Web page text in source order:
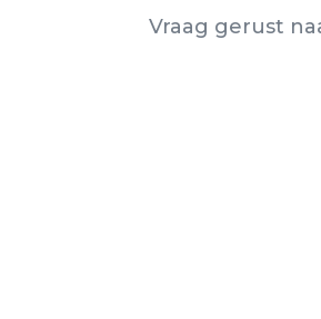
Vraag gerust